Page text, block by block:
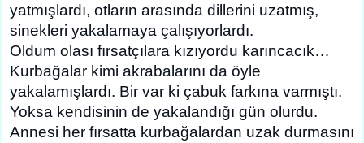
yatmışlardı, otların arasında dillerini uzatmış,
sinekleri yakalamaya çalışıyorlardı.
Oldum olası fırsatçılara kızıyordu karıncacık…
Kurbağalar kimi akrabalarını da öyle
yakalamışlardı. Bir var ki çabuk farkına varmıştı.
Yoksa kendisinin de yakalandığı gün olurdu.
Annesi her fırsatta kurbağalardan uzak durmasını